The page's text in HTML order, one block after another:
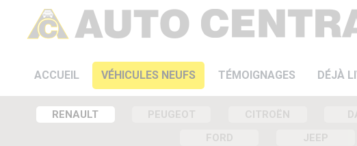
ACCUEIL VÉHICULES NEUFS TÉMOIGNAGES DÉJÀ
RENAULT PEUGEOT CITROËN
FORD
JEEP